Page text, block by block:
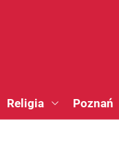
Religia Poznań